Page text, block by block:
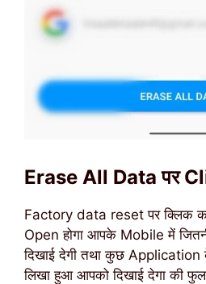
Erase All Data पर
Factory data reset पर क्लिक
Open होगा आपके Mobile में
दिखाई देगी तथा कुछ Application
लिखा हुआ आपको दिखाई देगा की